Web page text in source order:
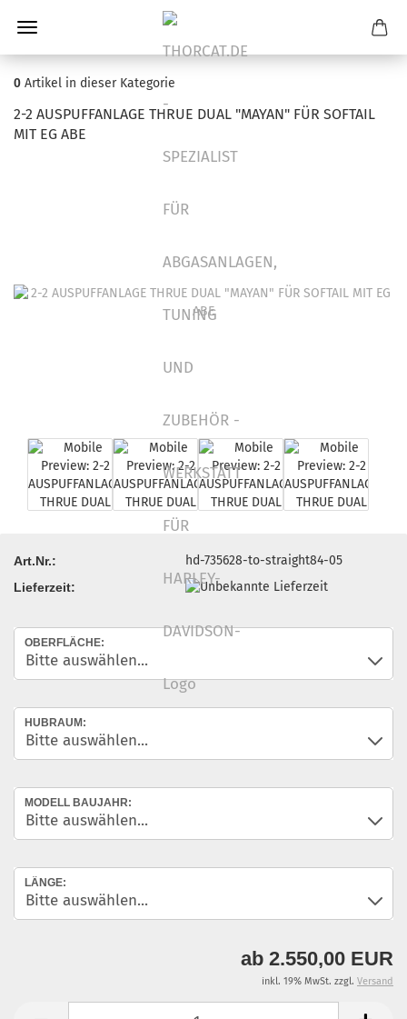
0 Artikel in dieser Kategorie
2-2 AUSPUFFANLAGE THRUE DUAL "MAYAN" FÜR SOFTAIL
MIT EG ABE
Art.Nr.: hd-735628-to-straight84-05
Lieferzeit:
OBERFLÄCHE:
HUBRAUM:
MODELL BAUJAHR:
LÄNGE:
ab 2.550,00 EUR
inkl. 19% MwSt. zzgl. Versand